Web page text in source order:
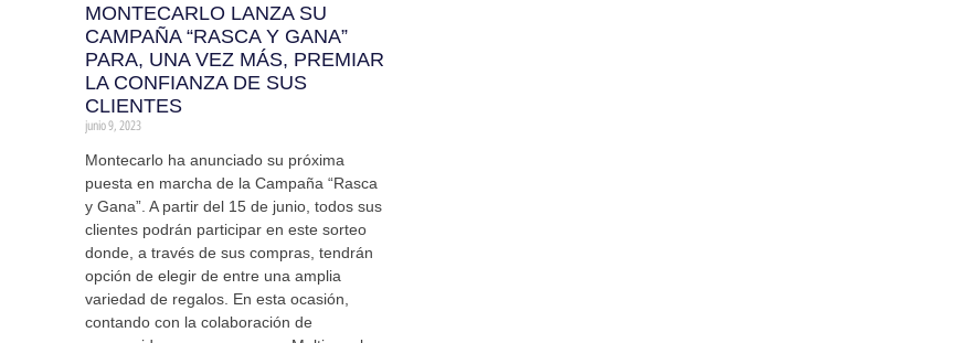
MONTECARLO LANZA SU
CAMPAÑA “RASCA Y GANA”
PARA, UNA VEZ MÁS, PREMIAR
LA CONFIANZA DE SUS
CLIENTES
junio 9, 2023
Montecarlo ha anunciado su próxima
puesta en marcha de la Campaña “Rasca
y Gana”. A partir del 15 de junio, todos sus
clientes podrán participar en este sorteo
donde, a través de sus compras, tendrán
opción de elegir de entre una amplia
variedad de regalos. En esta ocasión,
contando con la colaboración de